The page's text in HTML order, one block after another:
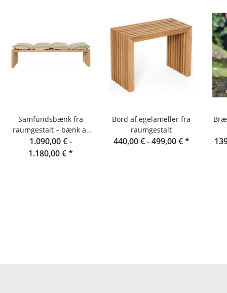
Samfundsbænk fra
raumgestalt – bænk af
egelameller 180 cm
1.090,00 € -
1.180,00 €*
Bord af egelameller fra
raumgestalt
440,00 € -499,00 €*